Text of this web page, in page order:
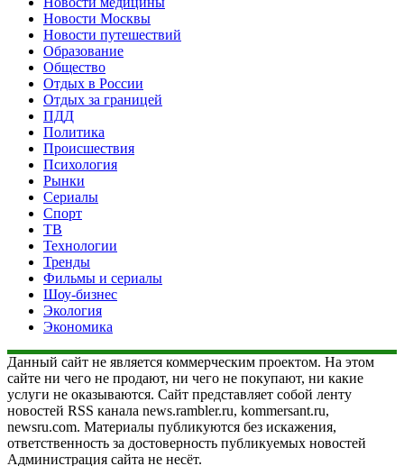
Новости Москвы
Новости путешествий
Образование
Общество
Отдых в России
Отдых за границей
ПДД
Политика
Происшествия
Психология
Рынки
Сериалы
Спорт
ТВ
Технологии
Тренды
Фильмы и сериалы
Шоу-бизнес
Экология
Экономика
Данный сайт не является коммерческим проектом. На этом
сайте ни чего не продают, ни чего не покупают, ни какие
услуги не оказываются. Сайт представляет собой ленту
новостей RSS канала news.rambler.ru, kommersant.ru,
newsru.com. Материалы публикуются без искажения,
ответственность за достоверность публикуемых новостей
Администрация сайта не несёт.